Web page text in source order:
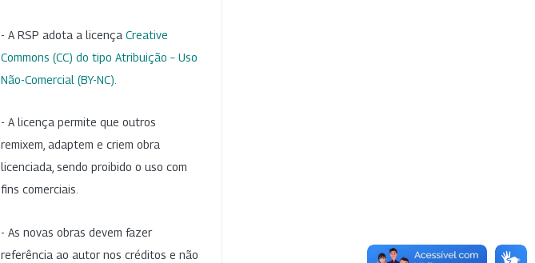
- A RSP adota a licença Creative
Commons (CC) do tipo Atribuição – Uso
Não-Comercial (BY-NC)
- A licença permite que outros
remixem, adaptem e criem obra
licenciada, sendo proibido o uso com
fins comerciais.
- As novas obras devem fazer
referência ao autor nos créditos e não